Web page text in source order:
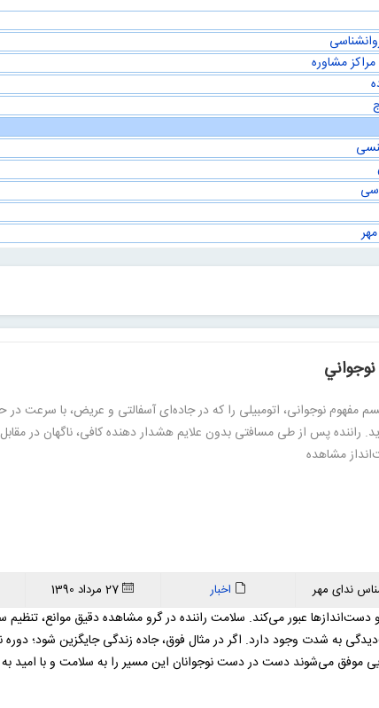
مشاوره
مفهوم نوجوانی، اتومبیلی را که در جاده‌ای آسفالتی و عریض، با سرعت
راننده پس از طی مسافتی بدون علایم هشدار دهنده کافی، ناگهان در
مشاهده
ندای مهر اخبار 27 مرداد 1390
و دست‌اندازها عبور می‌کند. سلامت راننده در گرو مشاهده دقیق موانع،
به شدت وجود دارد. اگر در مثال فوق، جاده زندگی جایگزین شود؛ دوره
می‌شوند دست در دست نوجوانان این مسیر را به سلامت و با امید